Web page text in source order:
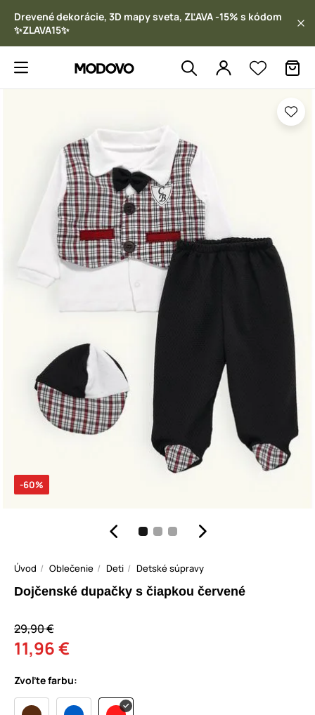
Drevené dekorácie, 3D mapy sveta, ZĽAVA -15% s kódom
✨ZLAVA15✨
-60%
Úvod Oblečenie Deti Detské súpravy
Dojčenské dupačky s čiapkou červené
29,90 €
11,96 €
Zvoľte farbu: